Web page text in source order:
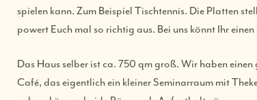
spielen kann. Zum Beispiel Tischtennis. Die Platten
powert Euch mal so richtig aus. Bei uns könnt Ihr
Das Haus selber ist ca. 750 qm groß. Wir haben
Café, das eigentlich ein kleiner Seminarraum mit